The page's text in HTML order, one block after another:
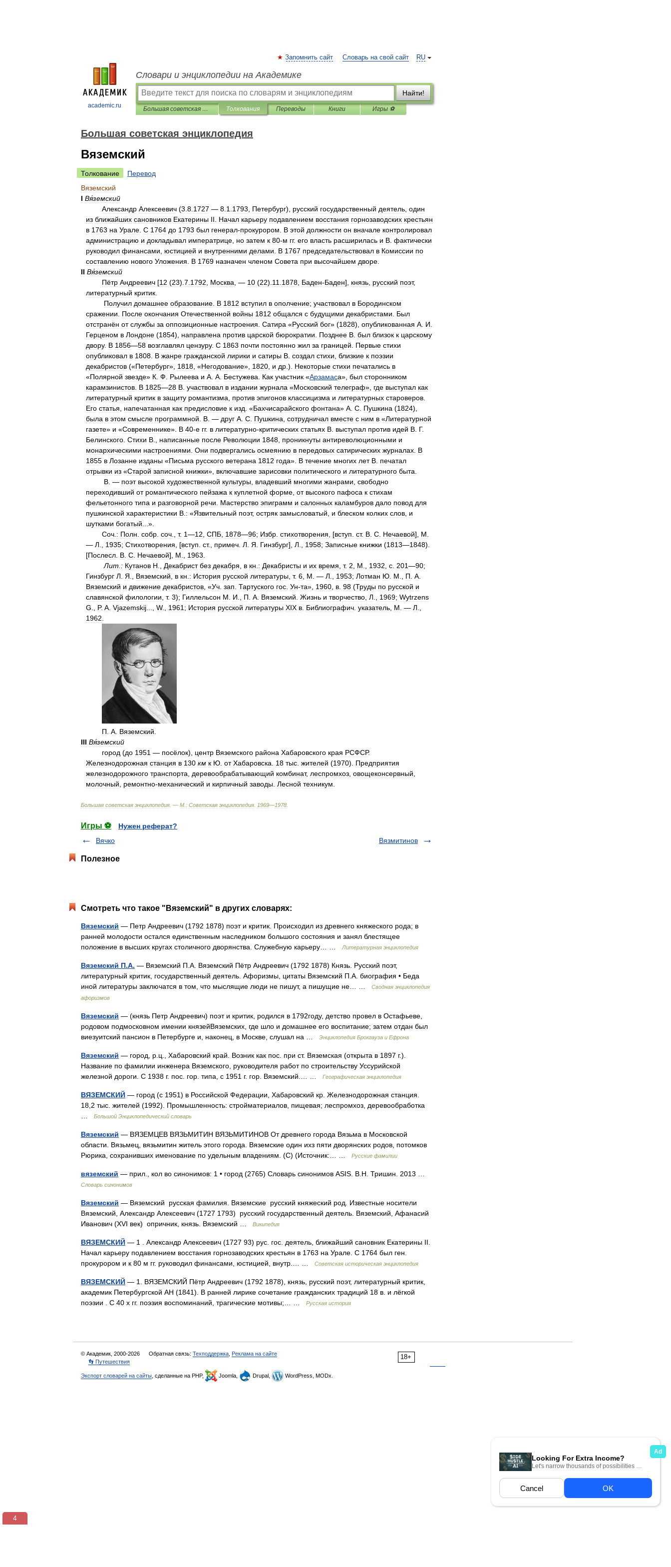
academic.ru
RU
Запомнить сайт Словарь на свой сайт
Словари и энциклопедии на Академике
Найти!
Большая советская энциклопедия Толкования Переводы Книги Игры ⚽
Большая советская энциклопедия
Вяземский
Толкование
Перевод
Вяземский
I Вя́земский
Александр Алексеевич (3 8 1727 — 8 1 1793 Петербург), русский государственный деятель один
из ближайших сановников Екатерины II Начал карьеру подавлением восстания горнозаводских крестьян
в 1763 на Урале С 1764 до 1793 был генерал-прокурором В этой должности он вначале контролировал
администрацию и докладывал императрице но затем к 80-м гг. его власть расширилась и В фактически
руководил финансами юстицией и внутренними делами В 1767 председательствовал в Комиссии по
составлению нового Уложения В 1769 назначен членом Совета при высочайшем дворе
II Вя́земский
Пётр Андреевич [12 (23). 7 1792 Москва , — 10 (22). 11 1878 Баден-Баден], князь русский поэт,
литературный критик
Получил домашнее образование В 1812 вступил в ополчение; участвовал в Бородинском
сражении
После окончания Отечественной войны 1812 общался с будущими декабристами
Был
отстранён от службы за оппозиционные настроения Сатира «Русский бог» (1828), опубликованная А И
Герценом в Лондоне (1854), направлена против царской бюрократии Позднее В был близок к царскому
двору. В 1856—58 возглавлял цензуру. С 1863 почти постоянно жил за границей Первые стихи
опубликовал в 1808 В жанре гражданской лирики и сатиры В создал стихи близкие к поэзии
декабристов («Петербург», 1818 , «Негодование», 1820 и др .). Некоторые стихи печатались в
«Полярной звезде» К Ф Рылеева и А А Бестужева Как участник «Арзамаса», был сторонником
карамзинистов В 1825—28 В участвовал в издании журнала «Московский телеграф», где выступал как
литературный критик в защиту романтизма против эпигонов классицизма и литературных староверов
Его статья напечатанная как предисловие к изд . «Бахчисарайского фонтана» А С Пушкина (1824),
была в этом смысле программной В . — друг А С Пушкина сотрудничал вместе с ним в «Литературной
газете» и «Современнике». В 40-е гг. в литературно-критических статьях В выступал против идей В Г.
Белинского Стихи В написанные после Революции 1848 проникнуты антиреволюционными и
монархическими настроениями Они подвергались осмеянию в передовых сатирических журналах В
1855 в Лозанне изданы «Письма русского ветерана 1812 года». В течение многих лет В печатал
отрывки из «Старой записной книжки», включавшие зарисовки политического и литературного быта
В . — поэт высокой художественной культуры владевший многими жанрами свободно
переходивший от романтического пейзажа к куплетной форме от высокого пафоса к стихам
фельетонного типа и разговорной речи Мастерство эпиграмм и салонных каламбуров дало повод для
пушкинской характеристики В : «Язвительный поэт, остряк замысловатый и блеском колких слов и
шутками богатый ...».
Соч : Полн собр соч т. 1—12 СПБ 1878—96; Избр стихотворения , [вступ ст. В С Нечаевой], М
— Л 1935; Стихотворения , [вступ ст., примеч Л Я Гинзбург], Л 1958; Записные книжки (1813—1848).
[Послесл В С Нечаевой], М 1963
Лит : Кутанов Н Декабрист без декабря в кн : Декабристы и их время т. 2 М 1932 с 201—90;
Гинзбург Л Я Вяземский в кн : История русской литературы т. 6 М . — Л 1953; Лотман Ю М П А
Вяземский и движение декабристов , «Уч зап Тартуского гос Ун-та», 1960 в 98 (Труды по русской и
славянской филологии т. 3); Гиллельсон М И П А Вяземский Жизнь и творчество Л 1969; Wytrzens
G
P. A Vjazemskij W., 1961 ; История русской литературы XIX в Библиографич указатель М . — Л
1962
П А Вяземский
III Вя́земский
город (до 1951 — посёлок), центр Вяземского района Хабаровского края РСФСР.
Железнодорожная станция в 130 км к Ю от Хабаровска 18 тыс жителей (1970). Предприятия
железнодорожного транспорта деревообрабатывающий комбинат, леспромхоз овощеконсервный
молочный
ремонтно-механический и кирпичный заводы Лесной техникум
Большая советская энциклопедия . — М : Советская энциклопедия 1969—1978
Игры ⚽
Нужен реферат?
Вячко
Вязмитинов
Полезное
Смотреть что такое "Вяземский" в других словарях:
Вяземский — Петр Андреевич (1792 1878) поэт и критик. Происходил из древнего княжеского рода; в
ранней молодости остался единственным наследником большого состояния и занял блестящее
положение в высших кругах столичного дворянства. Служебную карьеру… …
Литературная энциклопедия
Вяземский П.А. — Вяземский П.А. Вяземский Пётр Андреевич (1792 1878) Князь. Русский поэт,
литературный критик, государственный деятель. Афоризмы, цитаты Вяземский П.А. биография • Беда
иной литературы заключатся в том, что мыслящие люди не пишут, а пишущие не… …
Сводная энциклопедия
афоризмов
Вяземский — (князь Петр Андреевич) поэт и критик, родился в 1792году, детство провел в Остафьеве,
родовом подмосковном имении князейВяземских, где шло и домашнее его воспитание; затем отдан был
виезуитский пансион в Петербурге и, наконец, в Москве, слушал на …
Энциклопедия Брокгауза и Ефрона
Вяземский — город, р.ц., Хабаровский край. Возник как пос. при ст. Вяземская (открыта в 1897 г.).
Название по фамилии инженера Вяземского, руководителя работ по строительству Уссурийской
железной дороги. С 1938 г. пос. гор. типа, с 1951 г. гор. Вяземский.… …
Географическая энциклопедия
ВЯЗЕМСКИЙ — город (с 1951) в Российской Федерации, Хабаровский кр. Железнодорожная станция.
18,2 тыс. жителей (1992). Промышленность: стройматериалов, пищевая; леспромхоз, деревообработка
Большой Энциклопедический словарь
Вяземский — ВЯЗЕМЦЕВ ВЯЗЬМИТИН ВЯЗЬМИТИНОВ От древнего города Вязьма в Московской
области. Вязьмец, вязьмитин житель этого города. Вяземские один ихз пяти дворянских родов, потомков
Рюрика, сохранивших именование по удельным владениям. (С) (Источник:… …
Русские фамилии
вяземский — прил., кол во синонимов: 1 • город (2765) Словарь синонимов ASIS. В.Н. Тришин. 2013 …
Словарь синонимов
Вяземский — Вяземский русская фамилия. Вяземские русский княжеский род. Известные носители
Вяземский, Александр Алексеевич (1727 1793) русский государственный деятель. Вяземский, Афанасий
Иванович (XVI век) опричник, князь. Вяземский …
Википедия
ВЯЗЕМСКИЙ — 1 . Александр Алексеевич (1727 93) рус. гос. деятель, ближайший сановник Екатерины II.
Начал карьеру подавлением восстания горнозаводских крестьян в 1763 на Урале. С 1764 был ген.
прокурором и к 80 м гг. руководил финансами, юстицией, внутр.… …
Советская историческая энциклопедия
ВЯЗЕМСКИЙ — 1. ВЯЗЕМСКИЙ Пётр Андреевич (1792 1878), князь, русский поэт, литературный критик,
академик Петербургской АН (1841). В ранней лирике сочетание гражданских традиций 18 в. и лёгкой
поэзии . С 40 х гг. поэзия воспоминаний, трагические мотивы;… …
Русская история
18+
© Академик, 2000-2026 Обратная связь: Техподдержка Реклама на сайте
👣 Путешествия
Экспорт словарей на сайты , сделанные на PHP, Joomla, Drupal, WordPress, MODx.
3